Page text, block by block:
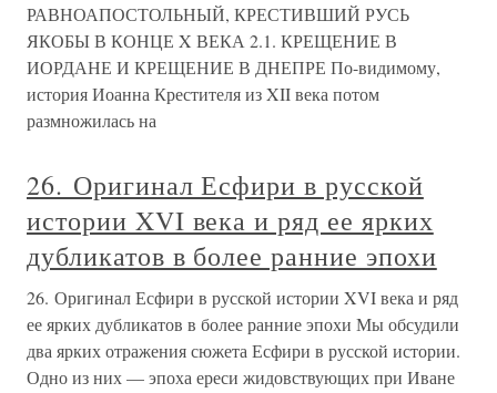
РАВНОАПОСТОЛЬНЫЙ, КРЕСТИВШИЙ РУСЬ
ЯКОБЫ В КОНЦЕ X ВЕКА 2.1. КРЕЩЕНИЕ В
ИОРДАНЕ И КРЕЩЕНИЕ В ДНЕПРЕ По-видимому,
история Иоанна Крестителя из XII века потом
размножилась на
26. Оригинал Есфири в русской
истории XVI века и ряд ее ярких
дубликатов в более ранние эпохи
26. Оригинал Есфири в русской истории XVI века и ряд
ее ярких дубликатов в более ранние эпохи Мы обсудили
два ярких отражения сюжета Есфири в русской истории.
Одно из них — эпоха ереси жидовствующих при Иване